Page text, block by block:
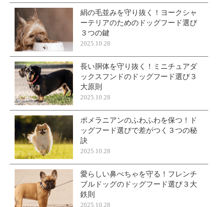
絹の毛並みを守り抜く！ヨークシャ
ーテリアのためのドッグフード選び
３つの鍵
2025.10.28
長い胴体を守り抜く！ミニチュアダ
ックスフンドのドッグフード選び３
大原則
2025.10.28
ポメラニアンのふわふわを保つ！ド
ッグフード選びで差がつく３つの秘
訣
2025.10.28
愛らしい鼻ぺちゃを守る！フレンチ
ブルドッグのドッグフード選び３大
鉄則
2025.10.28